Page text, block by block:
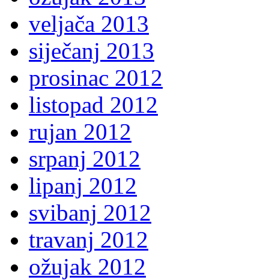
veljača 2013
siječanj 2013
prosinac 2012
listopad 2012
rujan 2012
srpanj 2012
lipanj 2012
svibanj 2012
travanj 2012
ožujak 2012